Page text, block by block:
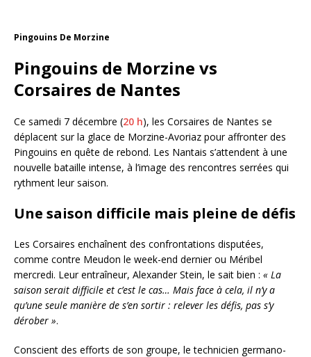
Pingouins De Morzine
Pingouins de Morzine vs
Corsaires de Nantes
Ce samedi 7 décembre (20 h), les Corsaires de Nantes se
déplacent sur la glace de Morzine-Avoriaz pour affronter des
Pingouins en quête de rebond. Les Nantais s’attendent à une
nouvelle bataille intense, à l’image des rencontres serrées qui
rythment leur saison.
Une saison difficile mais pleine de défis
Les Corsaires enchaînent des confrontations disputées,
comme contre Meudon le week-end dernier ou Méribel
mercredi. Leur entraîneur, Alexander Stein, le sait bien : « La
saison serait difficile et c’est le cas… Mais face à cela, il n’y a
qu’une seule manière de s’en sortir : relever les défis, pas s’y
dérober ».
Conscient des efforts de son groupe, le technicien germano-